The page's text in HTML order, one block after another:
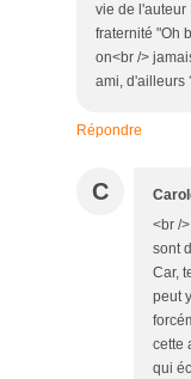
vie de l'auteur
fraternité "Oh
on<br />
ami, d'ailleurs
Répondre
C
<br /
sont
Car,
peut
cette
qui